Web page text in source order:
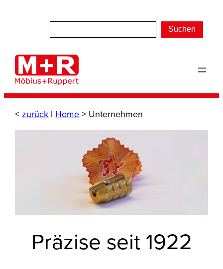
Suchen
< zurück | Home> Unternehmen
Präzise seit 1922